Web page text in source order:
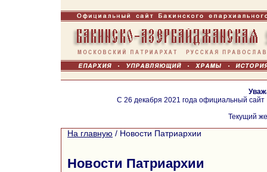
С 26 декабря 2021 года официальный
Текущий
На главную / Новости Патриархии
Новости Патриархии